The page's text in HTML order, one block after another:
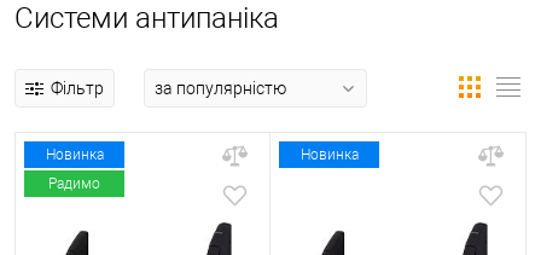
Системи антипаніка
Фільтр
Новинка
Радимо
Новинка